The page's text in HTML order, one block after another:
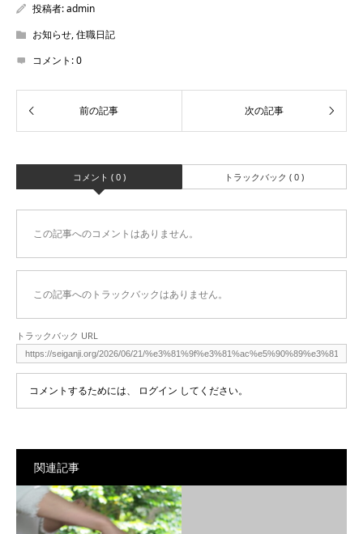
投稿者:admin
お知らせ,住職日記
コメント:0
コメント ( 0 ) トラックバック ( 0 )
この記事へのコメントはありません。
この記事へのトラックバックはありません。
トラックバック URL
コメントするためには、 ログイン してください。
関連記事